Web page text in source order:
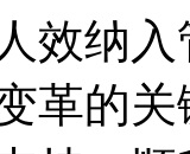
效纳
革的